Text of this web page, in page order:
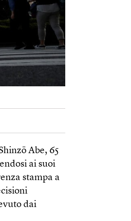
Abe, 65
ai suoi
stampa a
dai